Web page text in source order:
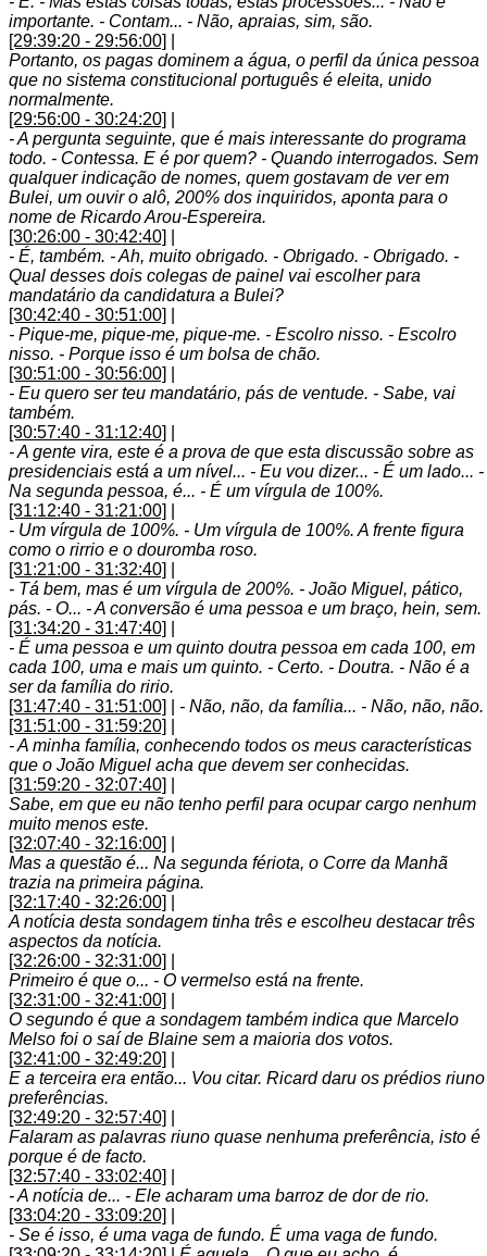
importante. - Contam... - Não, apraias, sim, são.
[29:39:20 - 29:56:00]
Portanto, os pagas dominem a água, o perfil da única pessoa
que no sistema constitucional português é eleita, unido
normalmente.
[29:56:00 - 30:24:20]
- A pergunta seguinte, que é mais interessante do programa
todo. - Contessa. E é por quem? - Quando interrogados. Sem
qualquer indicação de nomes, quem gostavam de ver em
Bulei, um ouvir o alô, 200% dos inquiridos, aponta para o
nome de Ricardo Arou-Espereira.
[30:26:00 - 30:42:40]
- É, também. - Ah, muito obrigado. - Obrigado. - Obrigado. -
Qual desses dois colegas de painel vai escolher para
mandatário da candidatura a Bulei?
[30:42:40 - 30:51:00]
- Pique-me, pique-me, pique-me. - Escolro nisso. - Escolro
nisso. - Porque isso é um bolsa de chão.
[30:51:00 - 30:56:00]
- Eu quero ser teu mandatário, pás de ventude. - Sabe, vai
também.
[30:57:40 - 31:12:40]
- A gente vira, este é a prova de que esta discussão sobre as
presidenciais está a um nível... - Eu vou dizer... - É um lado... -
Na segunda pessoa, é... - É um vírgula de 100%.
[31:12:40 - 31:21:00]
- Um vírgula de 100%. - Um vírgula de 100%. A frente figura
como o rirrio e o douromba roso.
[31:21:00 - 31:32:40]
- Tá bem, mas é um vírgula de 200%. - João Miguel, pático,
pás. - O... - A conversão é uma pessoa e um braço, hein, sem.
[31:34:20 - 31:47:40]
- É uma pessoa e um quinto doutra pessoa em cada 100, em
cada 100, uma e mais um quinto. - Certo. - Doutra. - Não é a
ser da família do ririo.
[31:47:40 - 31:51:00]
- Não, não, da família... - Não, não, não.
[31:51:00 - 31:59:20]
- A minha família, conhecendo todos os meus características
que o João Miguel acha que devem ser conhecidas.
[31:59:20 - 32:07:40]
Sabe, em que eu não tenho perfil para ocupar cargo nenhum
muito menos este.
[32:07:40 - 32:16:00]
Mas a questão é... Na segunda fériota, o Corre da Manhã
trazia na primeira página.
[32:17:40 - 32:26:00]
A notícia desta sondagem tinha três e escolheu destacar três
aspectos da notícia.
[32:26:00 - 32:31:00]
Primeiro é que o... - O vermelso está na frente.
[32:31:00 - 32:41:00]
O segundo é que a sondagem também indica que Marcelo
Melso foi o saí de Blaine sem a maioria dos votos.
[32:41:00 - 32:49:20]
E a terceira era então... Vou citar. Ricard daru os prédios riuno
preferências.
[32:49:20 - 32:57:40]
Falaram as palavras riuno quase nenhuma preferência, isto é
porque é de facto.
[32:57:40 - 33:02:40]
- A notícia de... - Ele acharam uma barroz de dor de rio.
[33:04:20 - 33:09:20]
- Se é isso, é uma vaga de fundo. É uma vaga de fundo.